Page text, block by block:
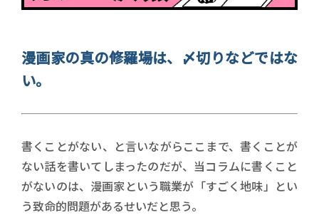
漫画家の真の修羅場は、〆切りなどではな
い。
書くことがない、と言いながらここまで、書くことが
ない話を書いてしまったのだが、当コラムに書くこと
がないのは、漫画家という職業が「すごく地味」とい
う致命的問題があるせいだと思う。